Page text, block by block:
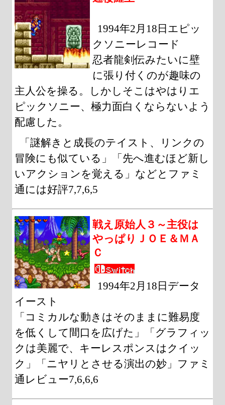
1994年2月18日エピッ
クソニーレコード
忍者龍剣伝みたいに壁
に張り付くのが趣味の
主人公を操る。しかしそこはやはりエ
ピックソニー、極力面白くならないよう
配慮した。
「謎解きと成長のテイスト、リンクの
冒険にも似ている」「先へ進むほど新し
いアクションを覚える」などとファミ
通には好評7,7,6,5
戦え原始人３～主役は
やっぱりＪＯＥ＆ＭＡ
Ｃ
1994年2月18日データ
イースト
「コミカルな動きはそのままに難易度
を低くして間口を広げた」「グラフィッ
クは美麗で、キーレスポンスはクイッ
ク」「ニヤリとさせる演出の妙」ファミ
通レビュー7,6,6,6